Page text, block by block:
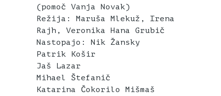
(pomoč Vanja Novak)
Režija: Maruša Mlekuž, Irena
Rajh, Veronika Hana Grubič
Nastopajo: Nik Žansky
Patrik Košir
Jaš Lazar
Mihael Štefanič
Katarina Čokorilo Mišmaš